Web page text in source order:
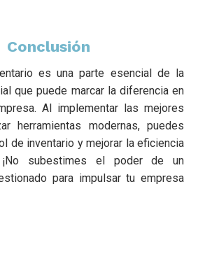
Conclusión
es una parte esencial de la
que puede marcar la diferencia en
Al implementar las mejores
herramientas modernas, puedes
de inventario y mejorar la eficiencia
subestimes el poder de un
para impulsar tu empresa